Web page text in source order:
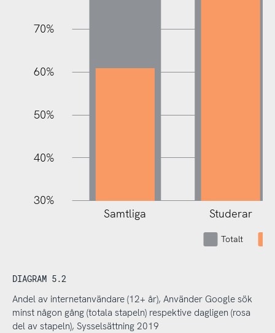
30%
40%
50%
60%
70%
Samtliga Studerar
Totalt
DIAGRAM 5.2
Andel av internetanvändare (12+ år), Använder Google sök
minst någon gång (totala stapeln) respektive dagligen (rosa
del av stapeln), Sysselsättning 2019